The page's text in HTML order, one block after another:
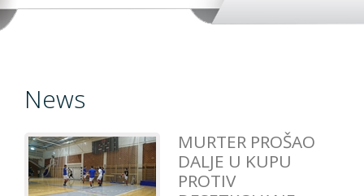
News
MURTER PROŠAO
DALJE U KUPU
PROTIV